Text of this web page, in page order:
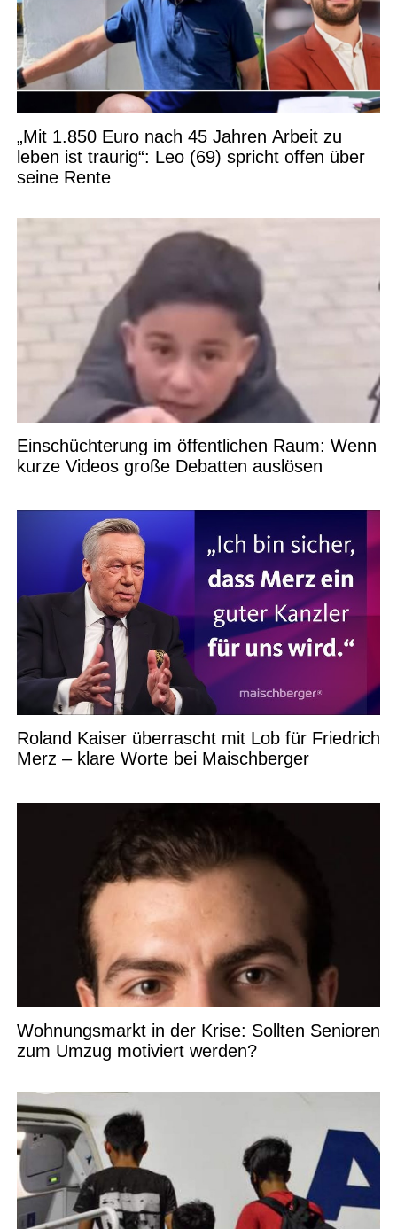
„Mit 1.850 Euro nach 45 Jahren Arbeit zu
leben ist traurig“: Leo (69) spricht offen über
seine Rente
Einschüchterung im öffentlichen Raum: Wenn
kurze Videos große Debatten auslösen
Roland Kaiser überrascht mit Lob für Friedrich
Merz – klare Worte bei Maischberger
Wohnungsmarkt in der Krise: Sollten Senioren
zum Umzug motiviert werden?